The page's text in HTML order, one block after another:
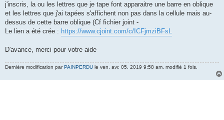
j'inscris, la ou les lettres que je tape font apparaitre une barre en oblique
et les lettres que j'ai tapées s'affichent non pas dans la cellule mais au-
dessus de cette barre oblique (Cf fichier joint -
Le lien a été crée : https://www.cjoint.com/c/ICFjmziBFsL
D'avance, merci pour votre aide
Dernière modification parPAINPERDU le ven. avr. 05, 2019 9:58 am, modifié 1 fois.